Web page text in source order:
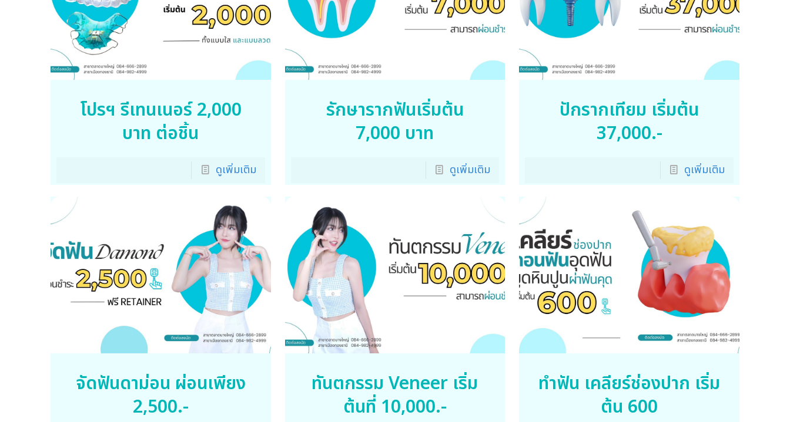
โปรฯ รีเทนเนอร์ 2,000
บาท ต่อชิ้น
ดูเพิ่มเติม
รักษารากฟันเริ่มต้น
7,000 บาท
ดูเพิ่มเติม
ปักรากเทียม เริ่มต้น
37,000.-
ดูเพิ่มเติม
จัดฟันดาม่อน ผ่อนเพียง
2,500.-
ทันตกรรม Veneer เริ่ม
ต้นที่ 10,000.-
ทำฟัน เคลียร์ช่องปาก เริ่ม
ต้น 600